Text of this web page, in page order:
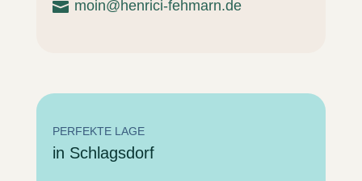
 moin@henrici-fehmarn.de
PERFEKTE LAGE
in Schlagsdorf